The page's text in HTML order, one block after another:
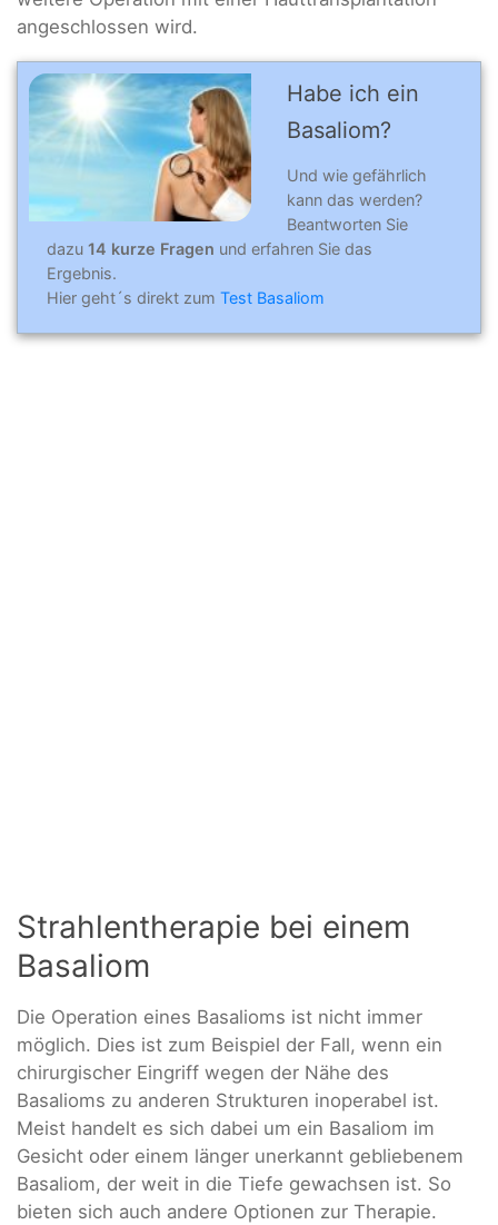
angeschlossen wird.
Habe ich ein
Basaliom?
Und wie gefährlich
kann das werden?
Beantworten Sie
dazu 14 kurze Fragen und erfahren Sie das
Ergebnis.
Hier geht´s direkt zum Test Basaliom
Strahlentherapie bei einem
Basaliom
Die Operation eines Basalioms ist nicht immer
möglich. Dies ist zum Beispiel der Fall, wenn ein
chirurgischer Eingriff wegen der Nähe des
Basalioms zu anderen Strukturen inoperabel ist.
Meist handelt es sich dabei um ein Basaliom im
Gesicht oder einem länger unerkannt gebliebenem
Basaliom, der weit in die Tiefe gewachsen ist. So
bieten sich auch andere Optionen zur Therapie.